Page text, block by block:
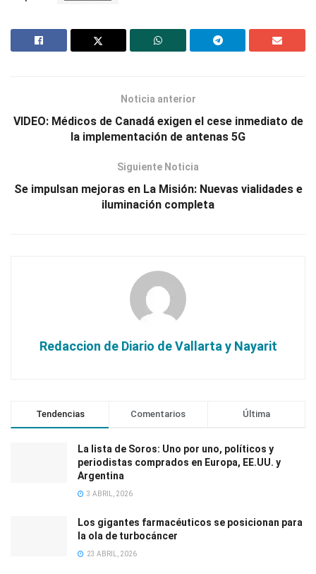
Noticia anterior
VIDEO: Médicos de Canadá exigen el cese inmediato de
la implementación de antenas 5G
Siguiente Noticia
Se impulsan mejoras en La Misión: Nuevas vialidades e
iluminación completa
Redaccion de Diario de Vallarta y Nayarit
Tendencias Comentarios Última
La lista de Soros: Uno por uno, políticos y
periodistas comprados en Europa, EE.UU. y
Argentina
3 ABRIL, 2026
Los gigantes farmacéuticos se posicionan para
la ola de turbocáncer
23 ABRIL, 2026